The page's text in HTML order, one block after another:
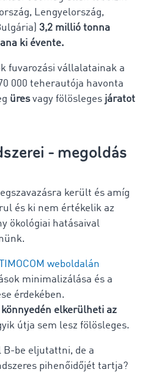
Lengyelország,
3,2 millió tonna
ki évente.
fuvarozási vállalatainak a
000 teherautója havonta
üresvagy fölösleges járatot
- megoldás
került és amíg
és ki nem értékelik az
ökológiai hatásaival
TIMOCOM weboldalán
minimalizálása és a
érdekében.
könnyedén elkerülheti az
útja sem lesz fölösleges.
B-be eljutattni, de a
pihenőidőjét tartja?